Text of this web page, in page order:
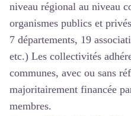
niveau régional au niveau
organismes publics et
7 départements, 19
etc.) Les collectivités
communes, avec ou sans
majoritairement financée
membres.